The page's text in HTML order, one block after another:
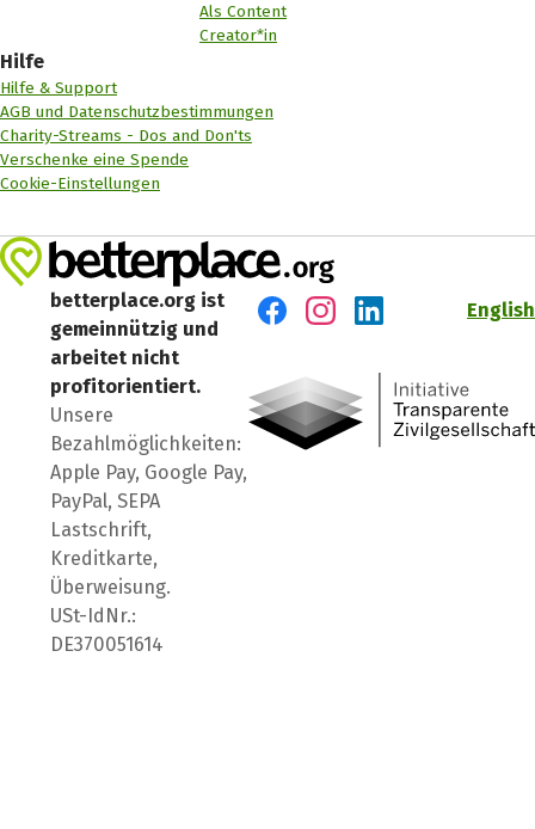
Als Content
Creator*in
Hilfe
Hilfe & Support
AGB und Datenschutzbestimmungen
Charity-Streams - Dos and Don'ts
Verschenke eine Spende
Cookie-Einstellungen
betterplace.org ist
gemeinnützig und
arbeitet nicht
profitorientiert.
Unsere
Bezahlmöglichkeiten:
Apple Pay, Google Pay,
PayPal, SEPA
Lastschrift,
Kreditkarte,
Überweisung.
USt-IdNr.:
DE370051614
English